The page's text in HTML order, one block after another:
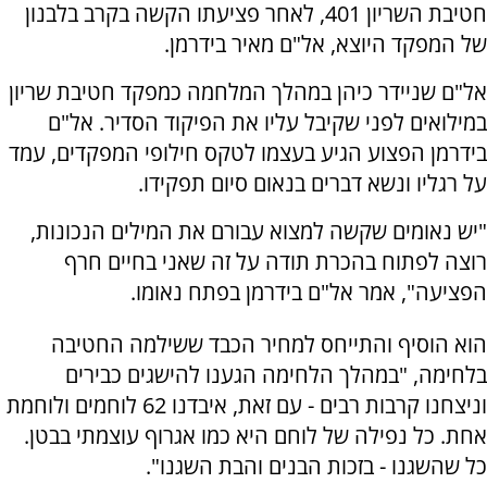
חטיבת השריון 401, לאחר פציעתו הקשה בקרב בלבנון
של המפקד היוצא, אל"ם מאיר בידרמן.
אל"ם שניידר כיהן במהלך המלחמה כמפקד חטיבת שריון
במילואים לפני שקיבל עליו את הפיקוד הסדיר. אל"ם
בידרמן הפצוע הגיע בעצמו לטקס חילופי המפקדים, עמד
על רגליו ונשא דברים בנאום סיום תפקידו.
"יש נאומים שקשה למצוא עבורם את המילים הנכונות,
רוצה לפתוח בהכרת תודה על זה שאני בחיים חרף
הפציעה", אמר אל"ם בידרמן בפתח נאומו.
הוא הוסיף והתייחס למחיר הכבד ששילמה החטיבה
בלחימה, "במהלך הלחימה הגענו להישגים כבירים
וניצחנו קרבות רבים - עם זאת, איבדנו 62 לוחמים ולוחמת
אחת. כל נפילה של לוחם היא כמו אגרוף עוצמתי בבטן.
כל שהשגנו - בזכות הבנים והבת השגנו".